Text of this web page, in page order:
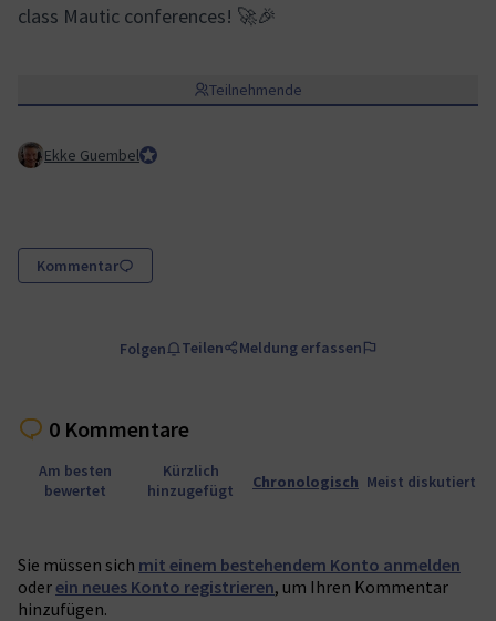
class Mautic conferences! 🚀🎉
Teilnehmende
Ekke GuembelTeam Lead, Community Team and Council member
Kommentar
Folgen Teilen Meldung erfassen
0 Kommentare
Am besten
bewertet
Kürzlich
hinzugefügt
Chronologisch Meist diskutiert
Sie müssen sich mit einem bestehendem Konto anmelden
oderein neues Konto registrieren, um Ihren Kommentar
hinzufügen.